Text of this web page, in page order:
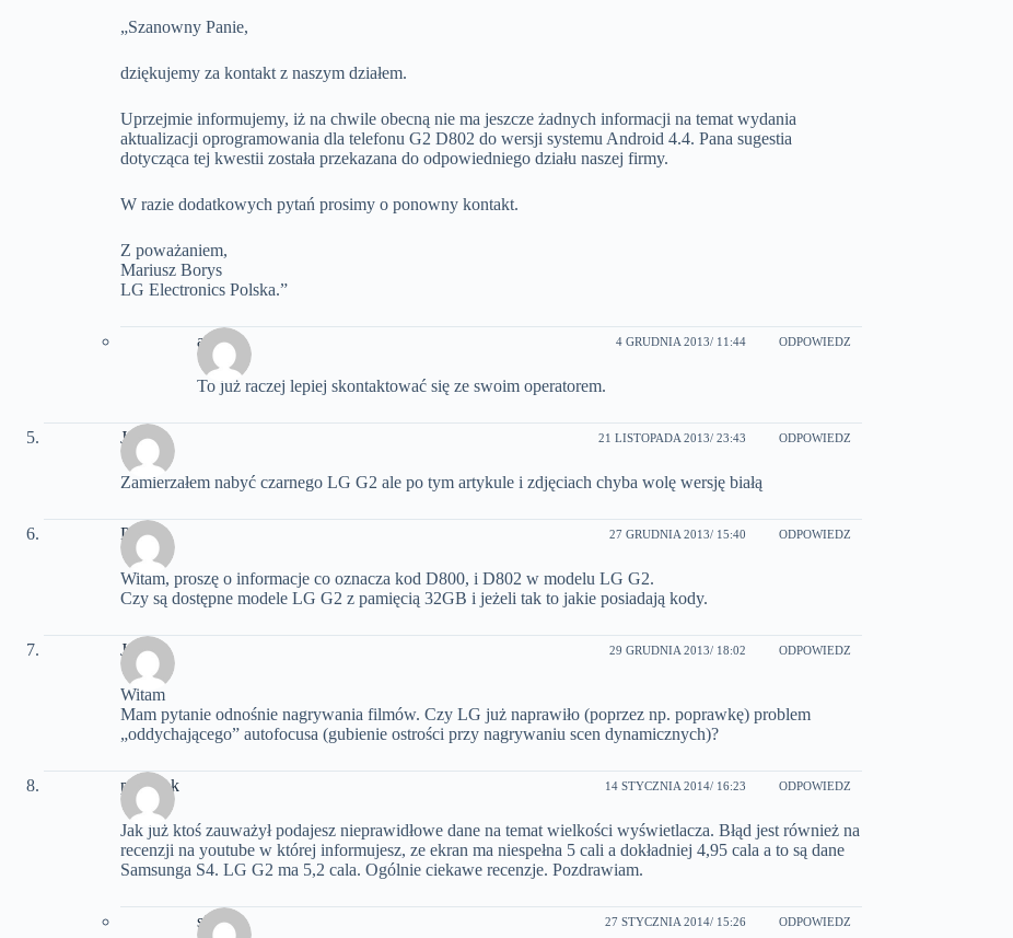
„Szanowny Panie,
dziękujemy za kontakt z naszym działem.
Uprzejmie informujemy, iż na chwile obecną nie ma jeszcze żadnych informacji na temat wydania
aktualizacji oprogramowania dla telefonu G2 D802 do wersji systemu Android 4.4. Pana sugestia
dotycząca tej kwestii została przekazana do odpowiedniego działu naszej firmy.
W razie dodatkowych pytań prosimy o ponowny kontakt.
Z poważaniem,
Mariusz Borys
LG Electronics Polska.”
arek 4 GRUDNIA 2013/ 11:44 ODPOWIEDZ
To już raczej lepiej skontaktować się ze swoim operatorem.
Jarek 21 LISTOPADA 2013/ 23:43 ODPOWIEDZ
Zamierzałem nabyć czarnego LG G2 ale po tym artykule i zdjęciach chyba wolę wersję białą
Piotr 27 GRUDNIA 2013/ 15:40 ODPOWIEDZ
Witam, proszę o informacje co oznacza kod D800, i D802 w modelu LG G2.
Czy są dostępne modele LG G2 z pamięcią 32GB i jeżeli tak to jakie posiadają kody.
Jacek 29 GRUDNIA 2013/ 18:02 ODPOWIEDZ
Witam
Mam pytanie odnośnie nagrywania filmów. Czy LG już naprawiło (poprzez np. poprawkę) problem
„oddychającego” autofocusa (gubienie ostrości przy nagrywaniu scen dynamicznych)?
przemek 14 STYCZNIA 2014/ 16:23 ODPOWIEDZ
Jak już ktoś zauważył podajesz nieprawidłowe dane na temat wielkości wyświetlacza. Błąd jest również na
recenzji na youtube w której informujesz, ze ekran ma niespełna 5 cali a dokładniej 4,95 cala a to są dane
Samsunga S4. LG G2 ma 5,2 cala. Ogólnie ciekawe recenzje. Pozdrawiam.
silbert 27 STYCZNIA 2014/ 15:26 ODPOWIEDZ